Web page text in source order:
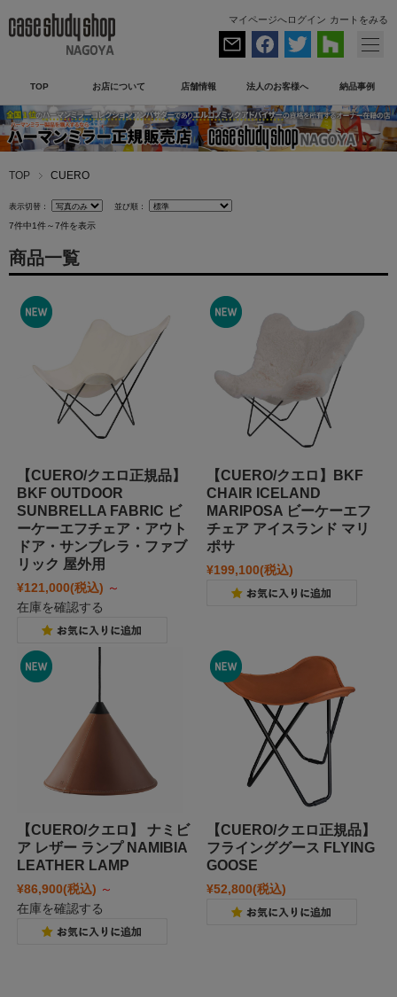
マイページへログイン カートをみる
TOP お店について 店舗情報 法人のお客様へ 納品事例
TOP CUERO
表示切替： 並び順：
7件中1件～7件を表示
商品一覧
【CUERO/クエロ正規品】
BKF OUTDOOR
SUNBRELLA FABRIC ビ
ーケーエフチェア・アウト
ドア・サンブレラ・ファブ
リック 屋外用
¥121,000(税込) ～
在庫を確認する
【CUERO/クエロ】BKF
CHAIR ICELAND
MARIPOSA ビーケーエフ
チェア アイスランド マリ
ポサ
¥199,100(税込)
【CUERO/クエロ】 ナミビ
ア レザー ランプ NAMIBIA
LEATHER LAMP
¥86,900(税込) ～
在庫を確認する
【CUERO/クエロ正規品】
フラインググース FLYING
GOOSE
¥52,800(税込)